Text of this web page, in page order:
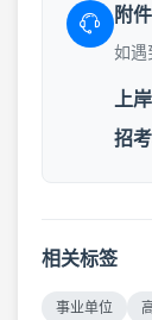
附
如遇
上
招
相关标签
事业单位